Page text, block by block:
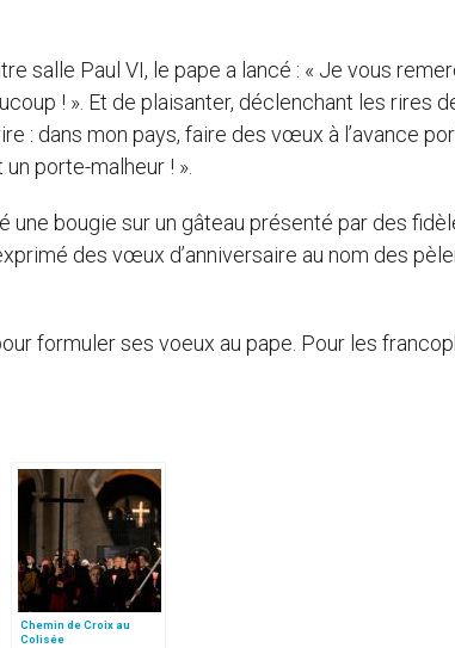
salle Paul VI, le pape a lancé : « Je vous
! ». Et de plaisanter, déclenchant les rires
: dans mon pays, faire des vœux à l’avance
porte-malheur ! ».
une bougie sur un gâteau présenté par des
des vœux d’anniversaire au nom des
formuler ses voeux au pape. Pour les
Chemin de Croix au
Colisée